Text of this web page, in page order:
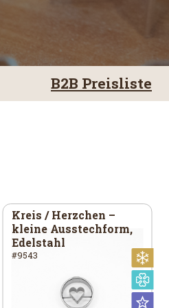
B2B Preisliste
Weihnachtlich
Kreis / Herzchen –
kleine Ausstechform,
Edelstahl
#9543